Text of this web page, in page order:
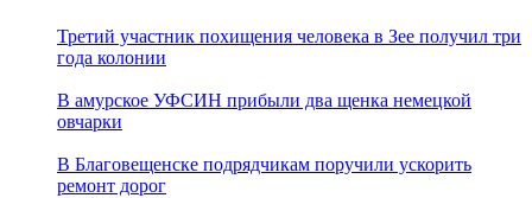
Третий участник похищения человека в Зее получил три
года колонии
В амурское УФСИН прибыли два щенка немецкой
овчарки
В Благовещенске подрядчикам поручили ускорить
ремонт дорог